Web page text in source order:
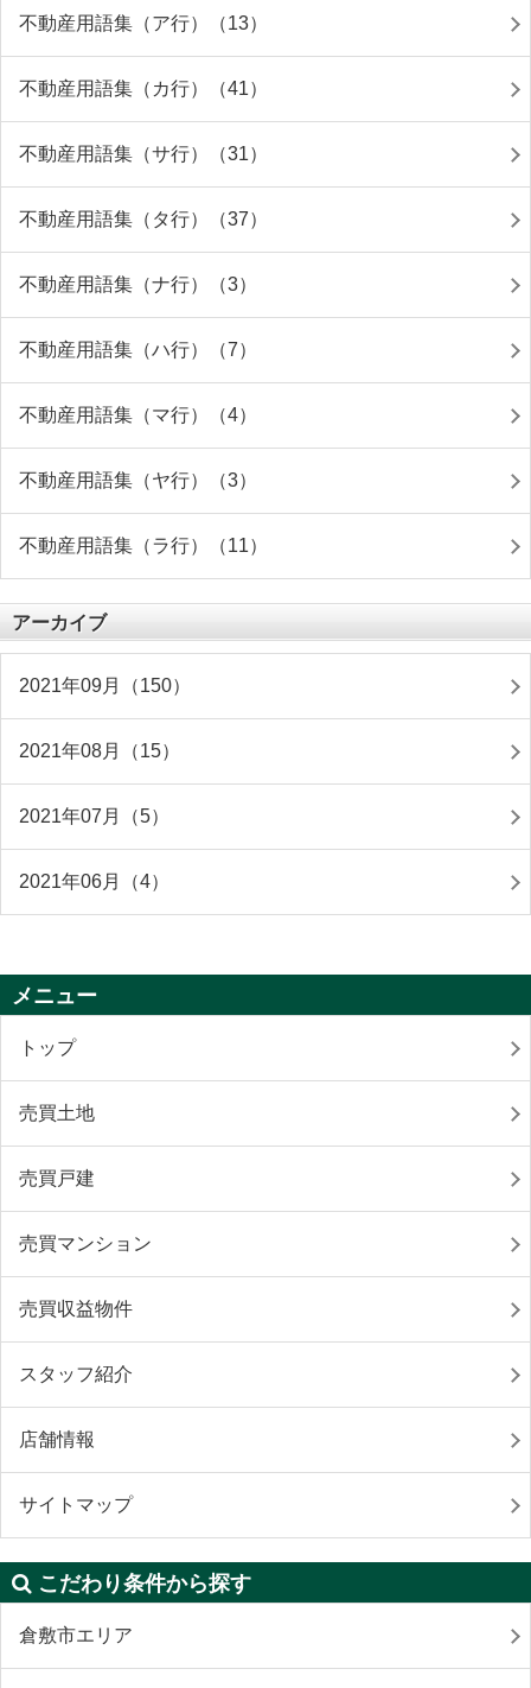
不動産用語集（ア行）（13）
不動産用語集（カ行）（41）
不動産用語集（サ行）（31）
不動産用語集（タ行）（37）
不動産用語集（ナ行）（3）
不動産用語集（ハ行）（7）
不動産用語集（マ行）（4）
不動産用語集（ヤ行）（3）
不動産用語集（ラ行）（11）
アーカイブ
2021年09月（150）
2021年08月（15）
2021年07月（5）
2021年06月（4）
メニュー
トップ
売買土地
売買戸建
売買マンション
売買収益物件
スタッフ紹介
店舗情報
サイトマップ
こだわり条件から探す
倉敷市エリア